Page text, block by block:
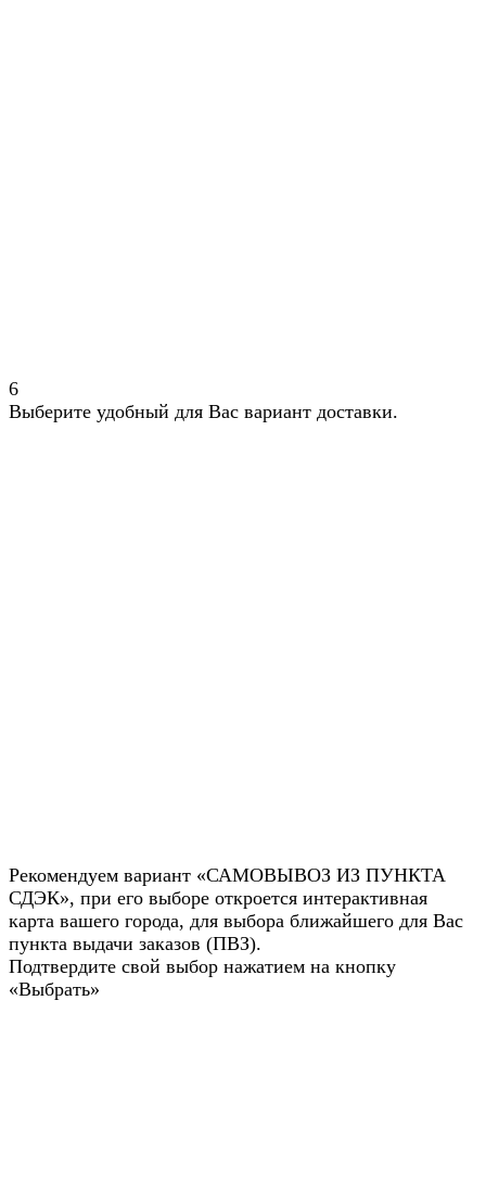
6
Выберите удобный для Вас вариант доставки.
Рекомендуем вариант «САМОВЫВОЗ ИЗ ПУНКТА
СДЭК», при его выборе откроется интерактивная
карта вашего города, для выбора ближайшего для Вас
пункта выдачи заказов (ПВЗ).
Подтвердите свой выбор нажатием на кнопку
«Выбрать»